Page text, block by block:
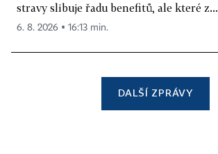
stravy slibuje řadu benefitů, ale které z...
6. 8. 2026 ▪ 16:13 min.
DALŠÍ ZPRÁVY